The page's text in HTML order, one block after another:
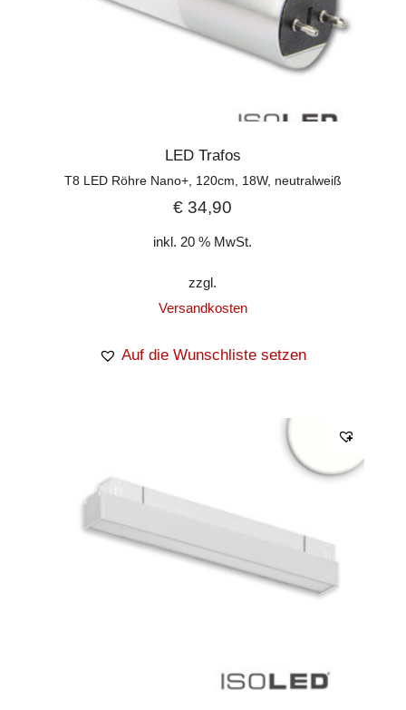
LED Trafos
T8 LED Röhre Nano+, 120cm, 18W, neutralweiß
€ 34,90
inkl. 20 % MwSt.
zzgl.
Versandkosten
Auf die Wunschliste setzen